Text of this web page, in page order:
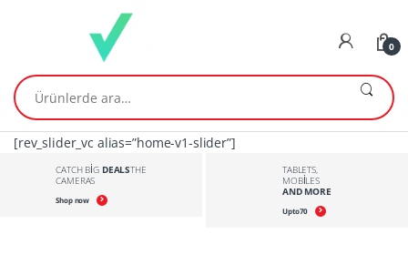
0
Ara:
[rev_slider_vc alias=”home-v1-slider”]
CATCH BIG DEALSTHE
CAMERAS
Shop now
TABLETS,
MOBILES
AND MORE
Upto70